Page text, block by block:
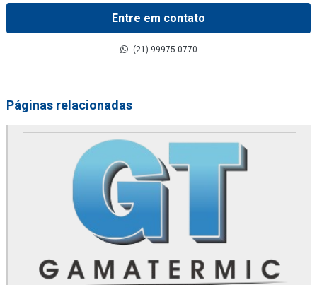
Comandos hidráulicos
Distribuidor de 2020pm or
Distribuidor de 2040pm or
Distribuidor alfa laval
Distribuidor de altair
Distribuidor de bobina danfoss
Entre em contato
(21) 99975-0770
Páginas relacionadas